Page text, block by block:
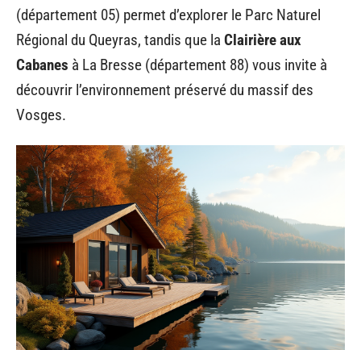
(département 05) permet d’explorer le Parc Naturel
Régional du Queyras, tandis que la Clairière aux
Cabanes à La Bresse (département 88) vous invite à
découvrir l’environnement préservé du massif des
Vosges.